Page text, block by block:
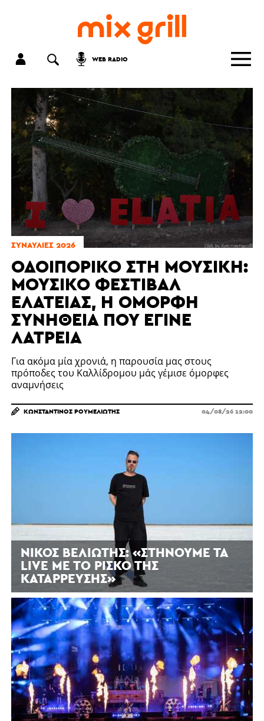
WEB RADIO
ΝΊΚΟΣ ΒΕΛΙΏΤΗΣ: «ΣΤΉΝΟΥΜΕ ΤΑ
LIVE ΜΕ ΤΟ ΡΊΣΚΟ ΤΗΣ
ΚΑΤΆΡΡΕΥΣΗΣ»
ΣΥΝΑΥΛΊΕΣ 2026
ΟΔΟΙΠΟΡΙΚΌ ΣΤΗ ΜΟΥΣΙΚΉ:
ΜΟΥΣΙΚΌ ΦΕΣΤΙΒΆΛ
ΕΛΆΤΕΙΑΣ, Η ΌΜΟΡΦΗ
ΣΥΝΉΘΕΙΑ ΠΟΥ ΈΓΙΝΕ
ΛΑΤΡΕΊΑ
Για ακόμα μία χρονιά, η παρουσία μας στους
πρόποδες του Καλλίδρομου μάς γέμισε όμορφες
αναμνήσεις
ΚΩΝΣΤΑΝΤΊΝΟΣ ΡΟΥΜΕΛΙΏΤΗΣ 04/08/26 12:00